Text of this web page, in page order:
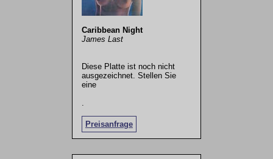
Caribbean Night
James Last
Diese Platte ist noch nicht
ausgezeichnet. Stellen Sie
eine
Preisanfrage